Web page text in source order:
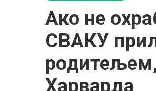
Ако не
СВАКУ
Харварда